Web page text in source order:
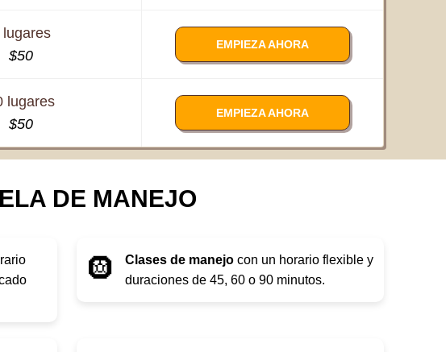
lugares
$50
EMPIEZA AHORA
lugares
$50
EMPIEZA AHORA
DE MANEJO
🛞 Clases de manejo con un horario flexible y
duraciones de 45, 60 o 90 minutos.